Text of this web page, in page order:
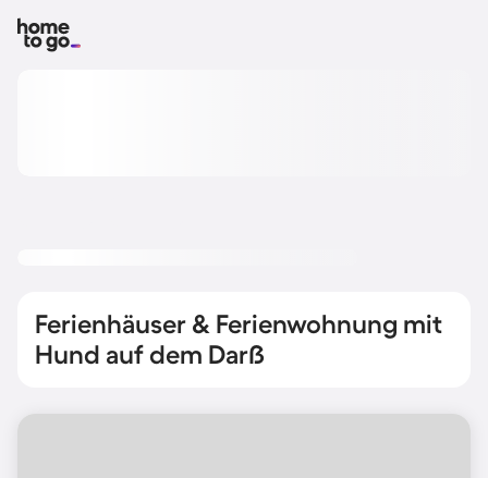
Ferienhäuser & Ferienwohnung mit
Hund auf dem Darß